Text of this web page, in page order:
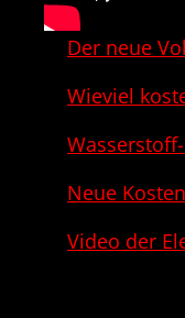
Der neue
Wieviel
Neue
Video der